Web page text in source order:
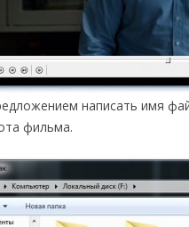
написать имя
фильма.